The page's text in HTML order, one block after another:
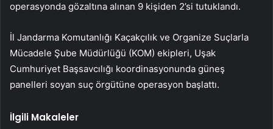
operasyonda gözaltına alınan 9 kişiden 2’si tutuklandı.
İl Jandarma Komutanlığı Kaçakçılık ve Organize Suçlarla
Mücadele Şube Müdürlüğü (KOM) ekipleri, Uşak
Cumhuriyet Başsavcılığı koordinasyonunda güneş
panelleri soyan suç örgütüne operasyon başlattı.
İlgili Makaleler